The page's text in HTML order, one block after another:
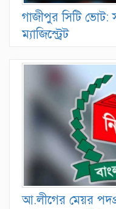
গাজীপুর সিটি ভোট:
ম্যাজিস্ট্রেট
আ.লীগের মেয়র